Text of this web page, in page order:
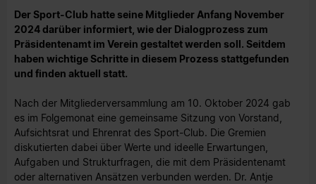
Der Sport-Club hatte seine Mitglieder Anfang November
2024 darüber informiert, wie der Dialogprozess zum
Präsidentenamt im Verein gestaltet werden soll. Seitdem
haben wichtige Schritte in diesem Prozess stattgefunden
und finden aktuell statt.
Nach der Mitgliederversammlung am 10. Oktober 2024 gab
es im Folgemonat eine gemeinsame Sitzung von Vorstand,
Aufsichtsrat und Ehrenrat des Sport-Club. Die Gremien
diskutierten dabei über Werte und ideelle Erwartungen,
Aufgaben und Strukturfragen, die mit dem Präsidentenamt
oder alternativen Ansätzen verbunden werden. Dr. Antje